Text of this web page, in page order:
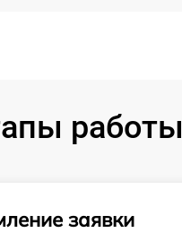
работы
заявки